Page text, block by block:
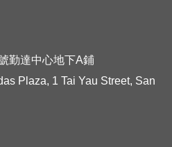
勤達中心地下A鋪
Plaza, 1 Tai Yau Street, San